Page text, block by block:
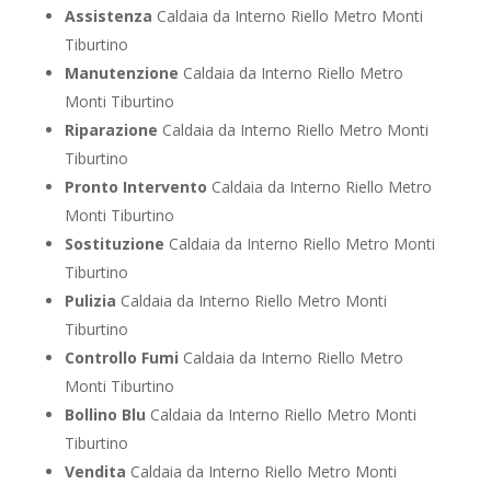
Assistenza Caldaia da Interno Riello Metro Monti
Tiburtino
Manutenzione Caldaia da Interno Riello Metro
Monti Tiburtino
Riparazione Caldaia da Interno Riello Metro Monti
Tiburtino
Pronto Intervento Caldaia da Interno Riello Metro
Monti Tiburtino
Sostituzione Caldaia da Interno Riello Metro Monti
Tiburtino
Pulizia Caldaia da Interno Riello Metro Monti
Tiburtino
Controllo Fumi Caldaia da Interno Riello Metro
Monti Tiburtino
Bollino Blu Caldaia da Interno Riello Metro Monti
Tiburtino
Vendita Caldaia da Interno Riello Metro Monti